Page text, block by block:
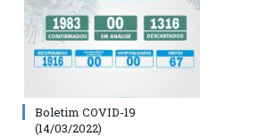
Boletim COVID-19
(14/03/2022)